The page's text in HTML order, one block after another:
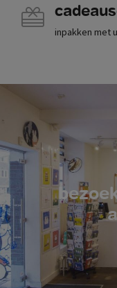
inpakken met